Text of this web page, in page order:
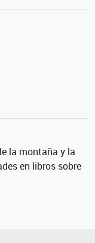
la montaña y la
en libros sobre